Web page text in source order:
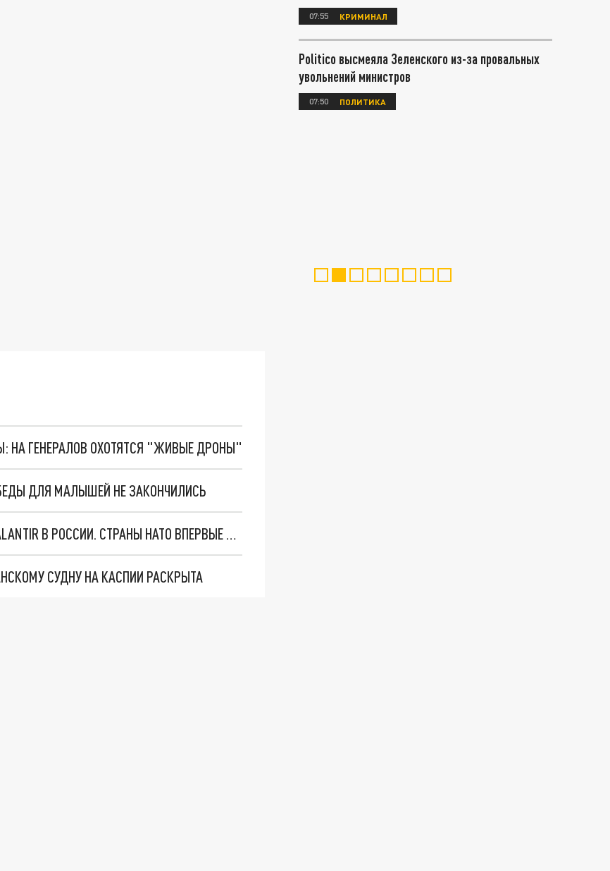
НА ГЕНЕРАЛОВ ОХОТЯТСЯ "ЖИВЫЕ ДРОНЫ"
ДЛЯ МАЛЫШЕЙ НЕ ЗАКОНЧИЛИСЬ
"ОЧЕНЬ ПЛОХИЕ НОВОСТИ": БОЛЬШАЯ ОШИБКА PALANTIR В РОССИИ. СТРАНЫ НАТО ВПЕРВЫЕ ЗА СВО ОСТАНОВИЛИ ПОСТАВКИ ОРУЖИЯ. ВСУ ТЕРЯЮТ ПРИГРАНИЧЬЕ?
СУДНУ НА КАСПИИ РАСКРЫТА
07:55 КРИМИНАЛ
Politico высмеяла Зеленского из-за провальных
увольнений министров
07:50 ПОЛИТИКА